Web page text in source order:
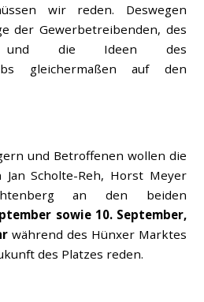
wir reden. Deswegen
der Gewerbetreibenden, des
und die Ideen des
gleichermaßen auf den
und Betroffenen wollen die
Jan Scholte-Reh, Horst Meyer
an den beiden
sowie 10. September,
während des Hünxer Marktes
des Platzes reden.